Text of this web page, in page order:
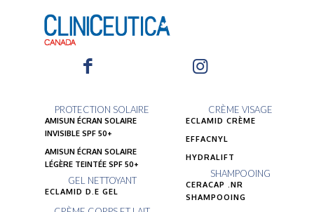
PROTECTION SOLAIRE
AMISUN ÉCRAN SOLAIRE
INVISIBLE SPF 50+
AMISUN ÉCRAN SOLAIRE
LÉGÈRE TEINTÉE SPF 50+
GEL NETTOYANT
ECLAMID D.E GEL
CRÈME VISAGE
ECLAMID CRÈME
EFFACNYL
HYDRALIFT
SHAMPOOING
CERACAP .NR
SHAMPOOING